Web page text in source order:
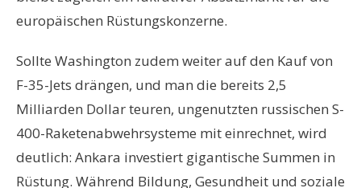
europäischen Rüstungskonzerne.
Sollte Washington zudem weiter auf den Kauf von
F-35-Jets drängen, und man die bereits 2,5
Milliarden Dollar teuren, ungenutzten russischen S-
400-Raketenabwehrsysteme mit einrechnet, wird
deutlich: Ankara investiert gigantische Summen in
Rüstung. Während Bildung, Gesundheit und soziale